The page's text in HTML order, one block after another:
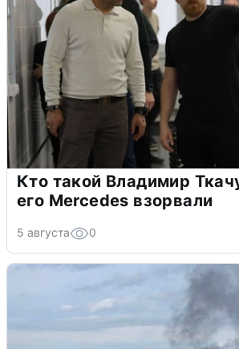
Кто такой Владимир
его Mercedes взорвали
5 августа 0